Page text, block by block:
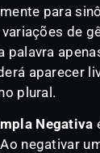
para
de
palavra
aparecer
plural.
Negativa
negativar